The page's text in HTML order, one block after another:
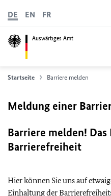
Auswärtiges Amt
DE EN FR
Startseite Barriere melden
Meldung einer
Barriere melden!
Barrierefreiheit
Hier können Sie uns auf
Einhaltung der